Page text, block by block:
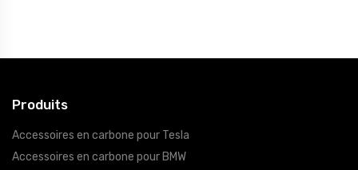
Produits
Accessoires en carbone pour Tesla
Accessoires en carbone pour BMW